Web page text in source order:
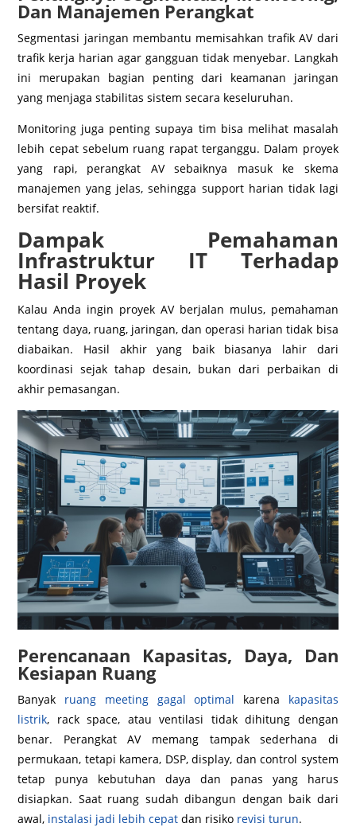
Dan Manajemen Perangkat
Segmentasi jaringan membantu memisahkan trafik AV dari
trafik kerja harian agar gangguan tidak menyebar. Langkah
ini merupakan bagian penting dari keamanan jaringan
yang menjaga stabilitas sistem secara keseluruhan.
Monitoring juga penting supaya tim bisa melihat masalah
lebih cepat sebelum ruang rapat terganggu. Dalam proyek
yang rapi, perangkat AV sebaiknya masuk ke skema
manajemen yang jelas, sehingga support harian tidak lagi
bersifat reaktif.
Dampak Pemahaman
Infrastruktur IT Terhadap
Hasil Proyek
Kalau Anda ingin proyek AV berjalan mulus, pemahaman
tentang daya, ruang, jaringan, dan operasi harian tidak bisa
diabaikan. Hasil akhir yang baik biasanya lahir dari
koordinasi sejak tahap desain, bukan dari perbaikan di
akhir pemasangan.
Perencanaan Kapasitas, Daya, Dan
Kesiapan Ruang
Banyak ruang meeting gagal optimal karena kapasitas
listrik, rack space, atau ventilasi tidak dihitung dengan
benar. Perangkat AV memang tampak sederhana di
permukaan, tetapi kamera, DSP, display, dan control system
tetap punya kebutuhan daya dan panas yang harus
disiapkan. Saat ruang sudah dibangun dengan baik dari
awal, instalasi jadi lebih cepat dan risiko revisi turun.